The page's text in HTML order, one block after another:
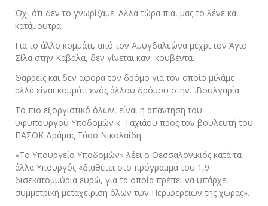
Όχι ότι δεν το γνωρίζαμε. Αλλά τώρα πια, μας το λένε και
κατάμουτρα.
Για το άλλο κομμάτι, από τον Αμυγδαλεώνα μέχρι τον Άγιο
Σίλα στην Καβάλα, δεν γίνεται καν, κουβέντα.
Θαρρείς και δεν αφορά τον δρόμο για τον οποίο μιλάμε
αλλά είναι κομμάτι ενός άλλου δρόμου στην…Βουλγαρία.
Το πιο εξοργιστικό όλων, είναι η απάντηση του
υφυπουργού Υποδομών κ. Ταχιάου προς τον βουλευτή του
ΠΑΣΟΚ Δράμας Τάσο Νικολαίδη
«Το Υπουργείο Υποδομών» λέει ο Θεσσαλονικιός κατά τα
άλλα Υπουργός «διαθέτει στο πρόγραμμά του 1,9
δισεκατομμύρια ευρώ, για τα οποία πρέπει να υπάρχει
συμμετρική μεταχείριση όλων των Περιφερειών της χώρας».